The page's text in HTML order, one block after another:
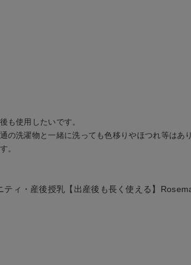
も使用したいです。
洗濯物と一緒に洗っても色移りやほつれ等はあり
。
ィ・産後授乳【出産後も長く使える】